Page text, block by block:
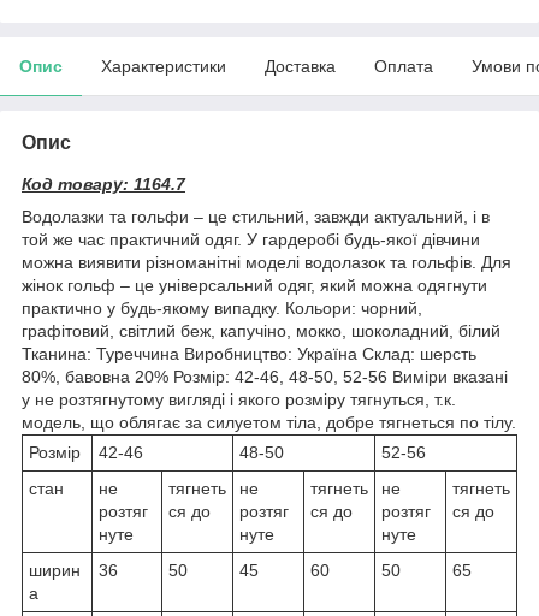
Опис Характеристики Доставка Оплата Умови
Опис
Код товару: 1164.7
Водолазки та гольфи – це стильний, завжди актуальний, і в
той же час практичний одяг. У гардеробі будь-якої дівчини
можна виявити різноманітні моделі водолазок та гольфів. Для
жінок гольф – це універсальний одяг, який можна одягнути
практично у будь-якому випадку. Кольори: чорний,
графітовий, світлий беж, капучіно, мокко, шоколадний, білий
Тканина: Туреччина Виробництво: Україна Склад: шерсть
80%, бавовна 20% Розмір: 42-46, 48-50, 52-56 Виміри вказані
у не розтягнутому вигляді і якого розміру тягнуться, т.к.
модель, що облягає за силуетом тіла, добре тягнеться по тілу.
Розмір
42-46 48-50
52-56
стан
не
розтяг
нуте
тягнеть
ся до
не
розтяг
нуте
тягнеть
ся до
не
розтяг
нуте
тягнеть
ся до
ширин
а
36 50 45 60 50 65